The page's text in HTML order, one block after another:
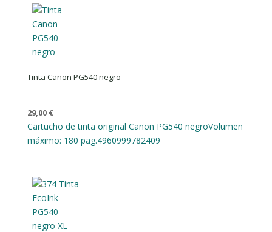
Tinta Canon PG540 negro
29,00 €
Cartucho de tinta original Canon PG540 negroVolumen
máximo: 180 pag.4960999782409